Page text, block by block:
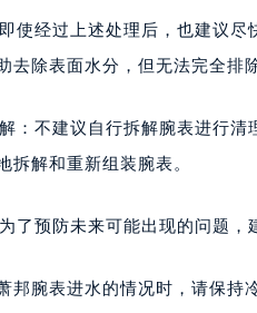
使经过上述处理后，也建议
去除表面水分，但无法完全排
：不建议自行拆解腕表进行
拆解和重新组装腕表。
了预防未来可能出现的问题，
邦腕表进水的情况时，请保持